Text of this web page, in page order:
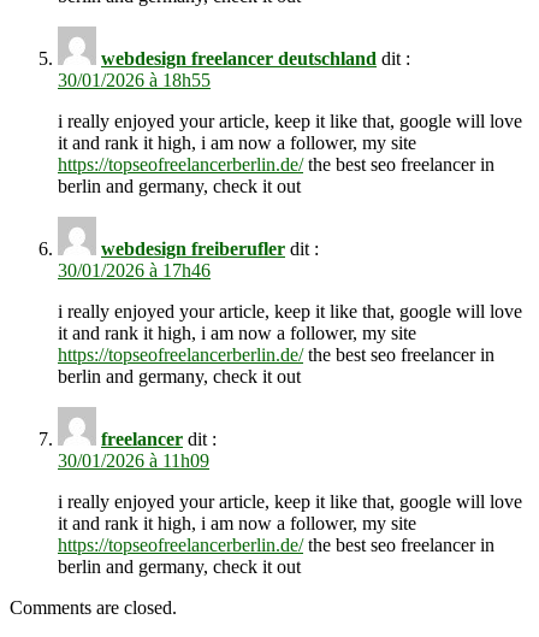
webdesign freelancer deutschland dit :
30/01/2026 à 18h55
i really enjoyed your article, keep it like that, google will love
it and rank it high, i am now a follower, my site
https://topseofreelancerberlin.de/the best seo freelancer in
berlin and germany, check it out
webdesign freiberufler dit :
30/01/2026 à 17h46
i really enjoyed your article, keep it like that, google will love
it and rank it high, i am now a follower, my site
https://topseofreelancerberlin.de/the best seo freelancer in
berlin and germany, check it out
freelancer dit :
30/01/2026 à 11h09
i really enjoyed your article, keep it like that, google will love
it and rank it high, i am now a follower, my site
https://topseofreelancerberlin.de/the best seo freelancer in
berlin and germany, check it out
Comments are closed.